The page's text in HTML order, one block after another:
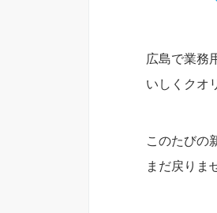
広島で業務
いしくクオ
このたびの
まだ戻りま